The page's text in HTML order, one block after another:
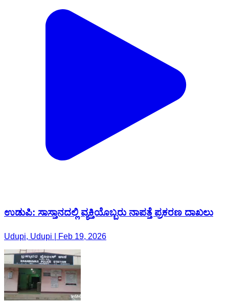
ಉಡುಪಿ: ಸಾಸ್ತಾನದಲ್ಲಿ ವ್ಯಕ್ತಿಯೊಬ್ಬರು ನಾಪತ್ತೆ ಪ್ರಕರಣ ದಾಖಲು
Udupi, Udupi | Feb 19, 2026